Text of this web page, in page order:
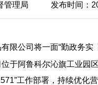
管理局 发布时间：
限公司将一面“勤政务
于阿鲁科尔沁旗工业园
工作部署，持续优化